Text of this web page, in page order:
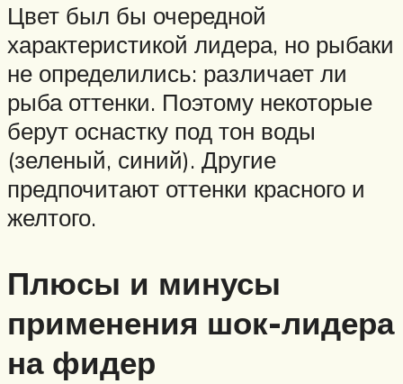
Цвет был бы очередной
характеристикой лидера, но рыбаки
не определились: различает ли
рыба оттенки. Поэтому некоторые
берут оснастку под тон воды
(зеленый, синий). Другие
предпочитают оттенки красного и
желтого.
Плюсы и минусы
применения шок-лидера
на фидер